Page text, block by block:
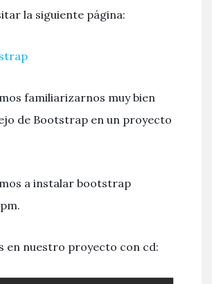
la siguiente página:
familiarizarnos muy bien
de Bootstrap en un proyecto
a instalar bootstrap
en nuestro proyecto con cd: